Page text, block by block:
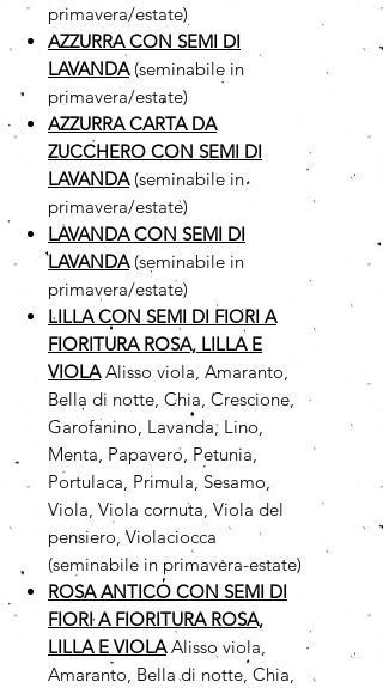
primavera/estate)
AZZURRA CON SEMI DI
LAVANDA(seminabile in
primavera/estate)
AZZURRA CARTA DA
ZUCCHERO CON SEMI DI
LAVANDA(seminabile in
primavera/estate)
LAVANDA CON SEMI DI
LAVANDA(seminabile in
primavera/estate)
LILLA CON SEMI DI FIORI A
FIORITURA ROSA, LILLA E
VIOLAAlisso viola, Amaranto,
Bella di notte, Chia, Crescione,
Garofanino, Lavanda, Lino,
Menta, Papavero, Petunia,
Portulaca, Primula, Sesamo,
Viola, Viola cornuta, Viola del
pensiero, Violaciocca
(seminabile in primavera-estate)
ROSA ANTICO CON SEMI DI
FIORI A FIORITURA ROSA,
LILLA E VIOLAAlisso viola,
Amaranto, Bella di notte, Chia,